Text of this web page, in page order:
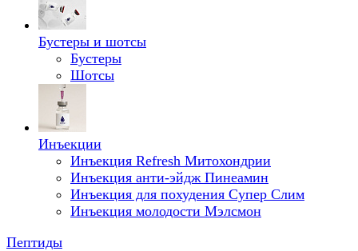
Бустеры и шотсы
Бустеры
Шотсы
Инъекции
Инъекция Refresh Митохондрии
Инъекция анти-эйдж Пинеамин
Инъекция для похудения Супер Слим
Инъекция молодости Мэлсмон
Пептиды